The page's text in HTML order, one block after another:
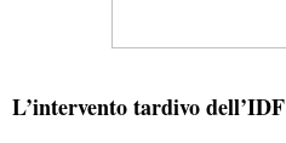
L’intervento tardivo dell’IDF